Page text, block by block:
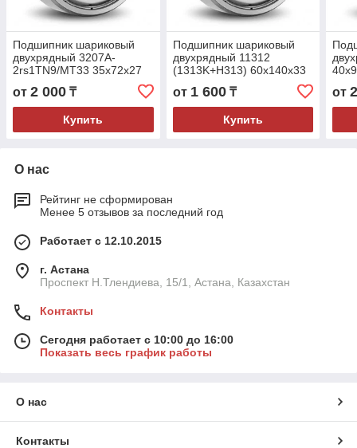
Подшипник шариковый
двухрядный 3207A-
2rs1TN9/MT33 35x72x27
от 2 000 ₸
Купить
Подшипник шариковый
двухрядный 11312
(1313K+H313) 60x140x33
от 1 600₸
Купить
от
О нас
Рейтинг не сформирован
Менее 5 отзывов за последний год
Работает с 12.10.2015
г. Астана
Проспект Н.Тлендиева, 15/1, Астана, Казахстан
Контакты
Сегодня работает с 10:00 до 16:00
Показать весь график работы
О нас
Контакты